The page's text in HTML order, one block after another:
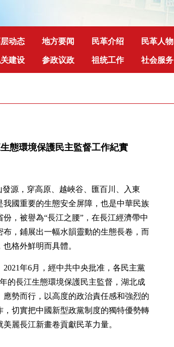
动态 地方要闻 民革介绍 民革人物
建设 参政议政 祖统工作 社会服务
態環境保護民主監督工作紀實
源，穿高原、越峽谷、匯百川、入東
國重要的生態安全屏障，也是中華民族
，被譽為“長江之腰”，在長江經濟帶中
，鋪展出一幅水韻靈動的生態長卷，而
格外鮮明而具體。
年6月，經中共中央批准，各民主黨
的長江生態環境保護民主監督，湖北成
勢而行，以高度的政治責任感和強烈的
切實把中國新型政黨制度的獨特優勢轉
麗長江新畫卷貢獻民革力量。